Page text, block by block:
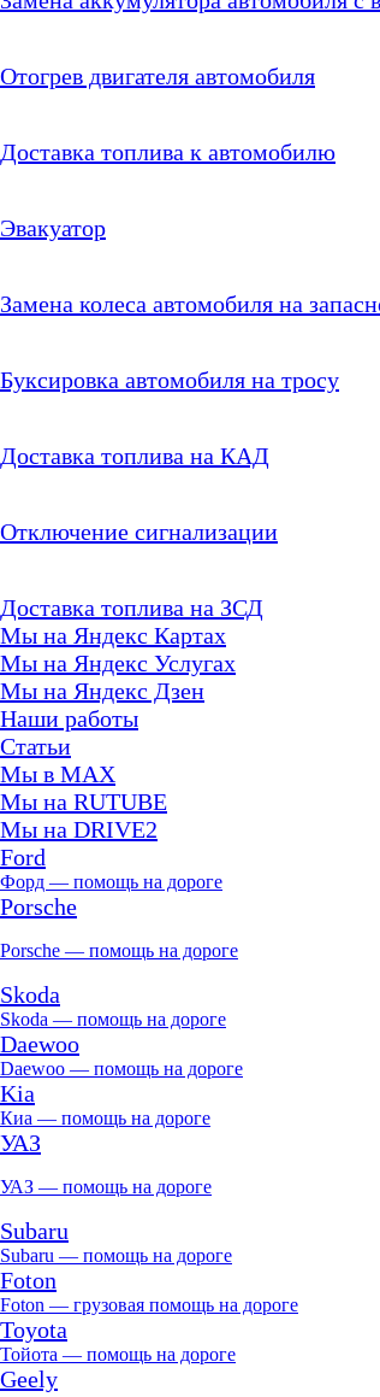
Отогрев двигателя автомобиля
Доставка топлива к автомобилю
Эвакуатор
Замена колеса автомобиля на
Буксировка автомобиля на тросу
Доставка топлива на КАД
Отключение сигнализации
Доставка топлива на ЗСД
Мы на Яндекс Картах
Мы на Яндекс Услугах
Мы на Яндекс Дзен
Наши работы
Статьи
Мы в MAX
Мы на RUTUBE
Мы на DRIVE2
Ford
Форд — помощь на дороге
Porsche
Porsche — помощь на дороге
Skoda
Skoda — помощь на дороге
Daewoo
Daewoo — помощь на дороге
Kia
Киа — помощь на дороге
УАЗ
УАЗ — помощь на дороге
Subaru
Subaru — помощь на дороге
Foton
Foton — грузовая помощь на дороге
Toyota
Тойота — помощь на дороге
Geely